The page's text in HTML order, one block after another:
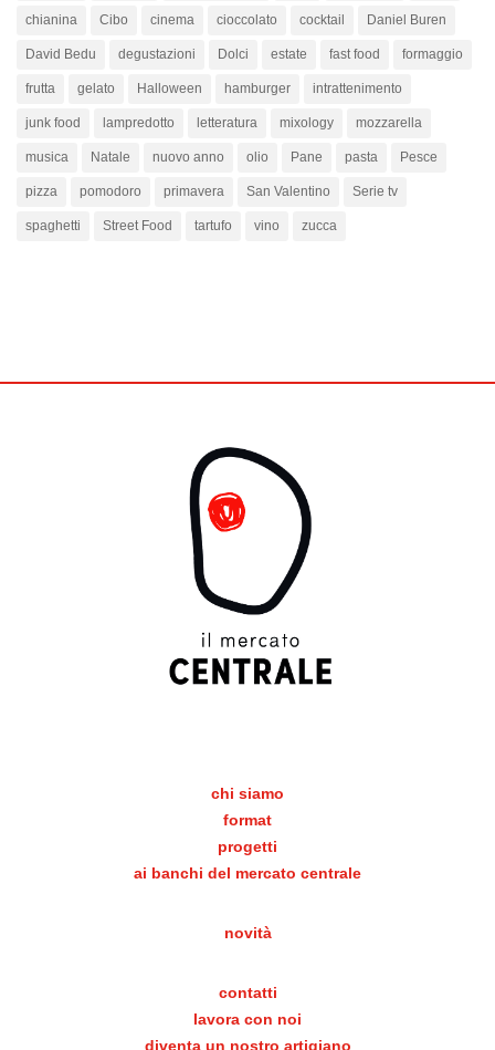
chianina Cibo cinema cioccolato cocktail Daniel Buren
David Bedu degustazioni Dolci estate fast food formaggio
frutta gelato Halloween hamburger intrattenimento
junk food lampredotto letteratura mixology mozzarella
musica Natale nuovo anno olio Pane pasta Pesce
pizza pomodoro primavera San Valentino Serie tv
spaghetti Street Food tartufo vino zucca
chi siamo
format
progetti
ai banchi del mercato centrale
novità
contatti
lavora con noi
diventa un nostro artigiano